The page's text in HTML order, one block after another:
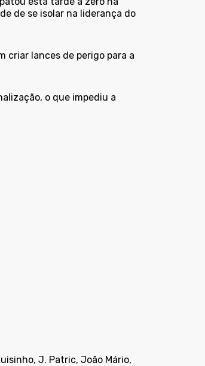
de se isolar na liderança do
criar lances de perigo para a
o que impediu a
J. Patric, João Mário,